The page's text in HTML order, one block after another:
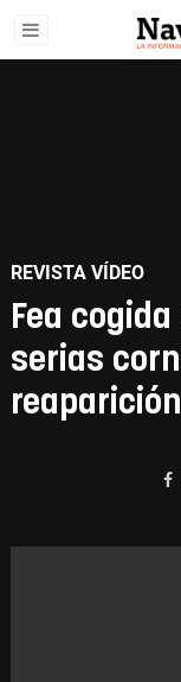
REVISTA VÍDEO
Fea
serias